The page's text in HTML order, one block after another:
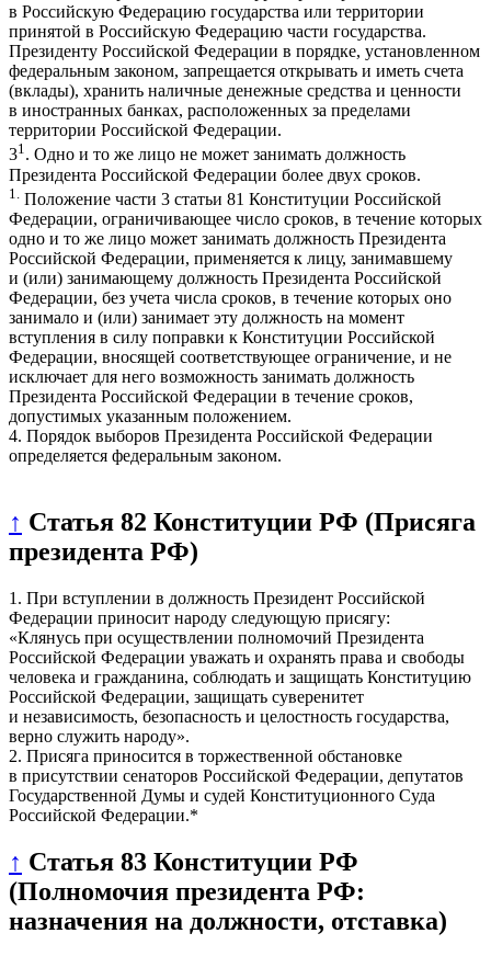
в Российскую Федерацию государства или территории
принятой в Российскую Федерацию части государства.
Президенту Российской Федерации в порядке, установленном
федеральным законом, запрещается открывать и иметь счета
(вклады), хранить наличные денежные средства и ценности
в иностранных банках, расположенных за пределами
территории Российской Федерации.
31. Одно и то же лицо не может занимать должность
Президента Российской Федерации более двух сроков.
1.
Положение части 3 статьи 81 Конституции Российской
Федерации, ограничивающее число сроков, в течение которых
одно и то же лицо может занимать должность Президента
Российской Федерации, применяется к лицу, занимавшему
и (или) занимающему должность Президента Российской
Федерации, без учета числа сроков, в течение которых оно
занимало и (или) занимает эту должность на момент
вступления в силу поправки к Конституции Российской
Федерации, вносящей соответствующее ограничение, и не
исключает для него возможность занимать должность
Президента Российской Федерации в течение сроков,
допустимых указанным положением.
4. Порядок выборов Президента Российской Федерации
определяется федеральным законом.
↑ Статья 82 Конституции РФ (Присяга
президента РФ)
1. При вступлении в должность Президент Российской
Федерации приносит народу следующую присягу:
«Клянусь при осуществлении полномочий Президента
Российской Федерации уважать и охранять права и свободы
человека и гражданина, соблюдать и защищать Конституцию
Российской Федерации, защищать суверенитет
и независимость, безопасность и целостность государства,
верно служить народу».
2. Присяга приносится в торжественной обстановке
в присутствии сенаторов Российской Федерации, депутатов
Государственной Думы и судей Конституционного Суда
Российской Федерации.*
↑ Статья 83 Конституции РФ
(Полномочия президента РФ:
назначения на должности, отставка)